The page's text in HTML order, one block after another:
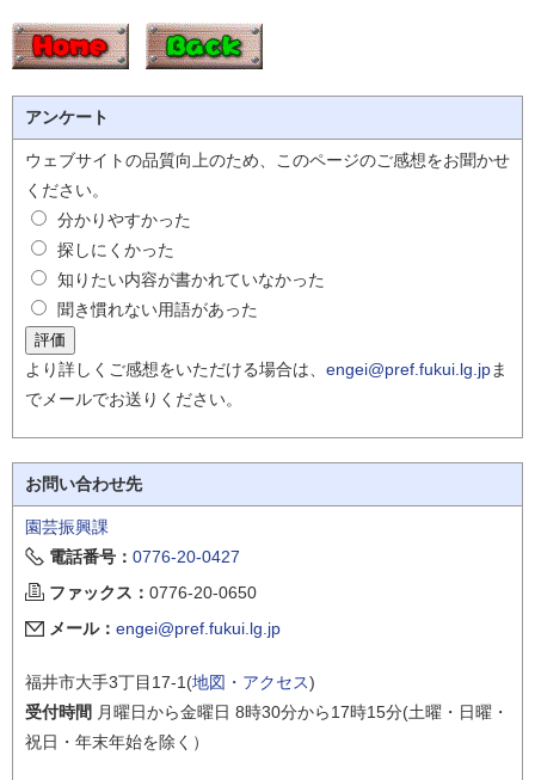
アンケート
ウェブサイトの品質向上のため、このページのご感想をお聞かせ
ください。
分かりやすかった
探しにくかった
知りたい内容が書かれていなかった
聞き慣れない用語があった
より詳しくご感想をいただける場合は、 engei@pref.fukui.lg.jpま
でメールでお送りください。
お問い合わせ先
園芸振興課
電話番号： 0776-20-0427
ファックス： 0776-20-0650
メール： engei@pref.fukui.lg.jp
福井市大手3丁目17-1(地図・アクセス)
受付時間 月曜日から金曜日 8時30分から17時15分(土曜・日曜・
祝日・年末年始を除く）